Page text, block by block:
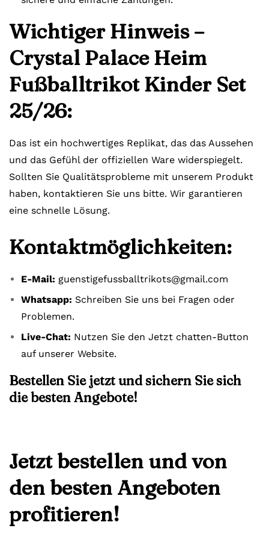
Wichtiger Hinweis –
Crystal Palace Heim
Fußballtrikot Kinder Set
25/26:
Das ist ein hochwertiges Replikat, das das Aussehen
und das Gefühl der offiziellen Ware widerspiegelt.
Sollten Sie Qualitätsprobleme mit unserem Produkt
haben, kontaktieren Sie uns bitte. Wir garantieren
eine schnelle Lösung.
Kontaktmöglichkeiten:
E-Mail: guenstigefussballtrikots@gmail.com
Whatsapp: Schreiben Sie uns bei Fragen oder
Problemen.
Live-Chat: Nutzen Sie den Jetzt chatten-Button
auf unserer Website.
Bestellen Sie jetzt und sichern Sie sich
die besten Angebote!
Jetzt bestellen und von
den besten Angeboten
profitieren!